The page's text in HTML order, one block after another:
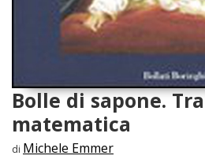
Bolle di sapone.
matematica
di Michele Emmer